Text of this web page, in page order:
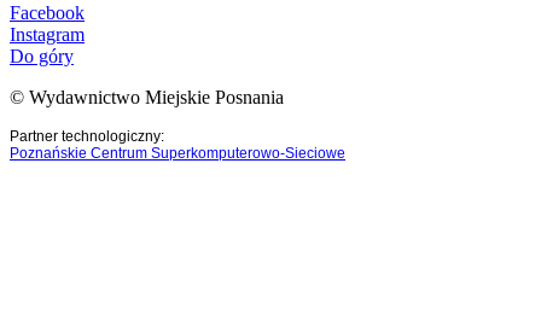
Facebook
Instagram
Do góry
© Wydawnictwo Miejskie Posnania
Partner technologiczny:
Poznańskie Centrum Superkomputerowo-Sieciowe